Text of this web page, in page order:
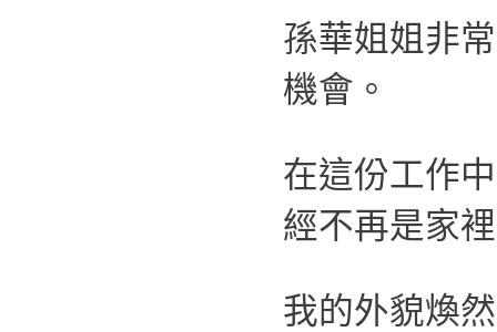
孫華姐姐非
機會。
在這份工作
經不再是家
我的外貌煥